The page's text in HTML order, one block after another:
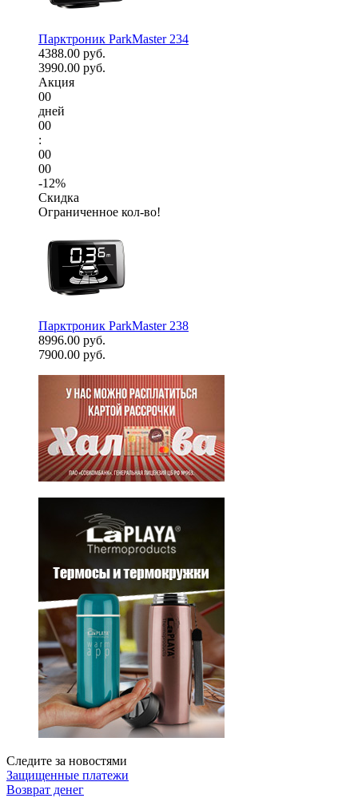
Парктроник ParkMaster 234
4388.00 руб.
3990.00 руб.
Акция
00
дней
00
:
00
00
-12%
Скидка
Ограниченное кол-во!
Парктроник ParkMaster 238
8996.00 руб.
7900.00 руб.
Следите за новостями
Защищенные платежи
Возврат денег